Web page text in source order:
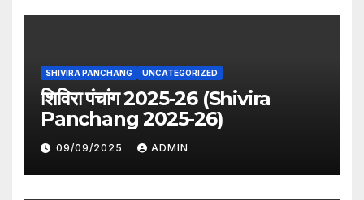
SHIVIRA PANCHANG UNCATEGORIZED
शिविरा पंचांग 2025-26 (Shivira
Panchang 2025-26)
09/09/2025 ADMIN